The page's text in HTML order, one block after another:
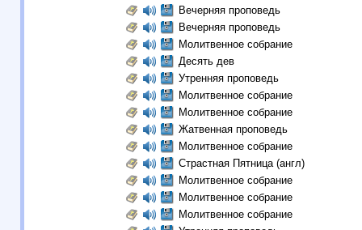
Вечерняя проповедь
Вечерняя проповедь
Молитвенное собрание
Десять дев
Утренняя проповедь
Молитвенное собрание
Молитвенное собрание
Жатвенная проповедь
Молитвенное собрание
Страстная Пятница (англ)
Молитвенное собрание
Молитвенное собрание
Молитвенное собрание